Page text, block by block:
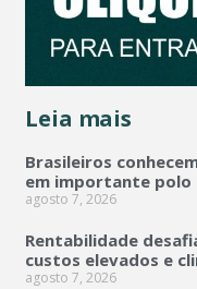
Leia mais
Brasileiros
em importante polo
agosto 7, 2026
Rentabilidade
custos elevados e
agosto 7, 2026